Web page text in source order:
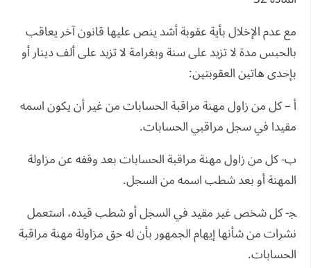
مع عدم الإخلال بأية عقوبة أشد ينص عليها قانون آخر يعاقب
بالحبس مدة لا تزيد على سنة وبغرامة لا تزيد على ألف دينار أو
بإحدى هاتين العقوبتين:
أ – كل من زاول مهنة مراقبة الحسابات من غير أن يكون اسمه
مقيدا في سجل مراقبي الحسابات.
ب- كل من زاول مهنة مراقبة الحسابات بعد وقفه عن مزاولة
المهنة أو بعد شطب اسمه من السجل.
ﺠ- كل شخص غير مقيد في السجل أو شطب قيده، استعمل
نشرات من شأنها إيهام الجمهور بأن له حق مزاولة مهنة مراقبة
الحسابات.